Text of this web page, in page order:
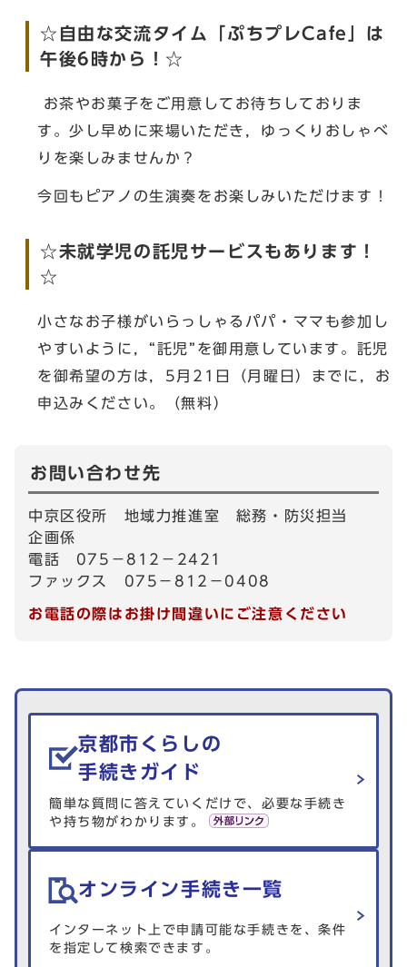
☆自由な交流タイム「ぷちプレCafe」は
午後6時から！☆
お茶やお菓子をご用意してお待ちしておりま
す。少し早めに来場いただき，ゆっくりおしゃべ
りを楽しみませんか？
今回もピアノの生演奏をお楽しみいただけます！
☆未就学児の託児サービスもあります！
☆
小さなお子様がいらっしゃるパパ・ママも参加し
やすいように，“託児”を御用意しています。託児
を御希望の方は，5月21日（月曜日）までに，お
申込みください。（無料）
お問い合わせ先
中京区役所 地域力推進室 総務・防災担当
企画係
電話 075－812－2421
ファックス 075－812－0408
お電話の際はお掛け間違いにご注意ください
生活情報を探す
京都市くらしの
手続きガイド
簡単な質問に答えていくだけで、必要な手続き
や持ち物がわかります。
オンライン手続き一覧
インターネット上で申請可能な手続きを、条件
を指定して検索できます。